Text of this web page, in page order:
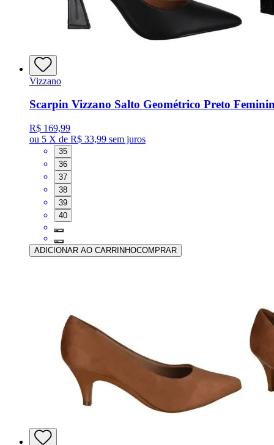
Vizzano
Scarpin Vizzano Salto Geométrico Preto
R$ 169,99
ou 5 X de R$ 33,99 sem juros
35
36
37
38
39
40
ADICIONAR AO CARRINHOCOMPRAR